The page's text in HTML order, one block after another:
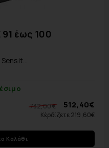
έως 100
732,00 € 512,40€
Κέρδίζετε 219,60€
Καλάθι